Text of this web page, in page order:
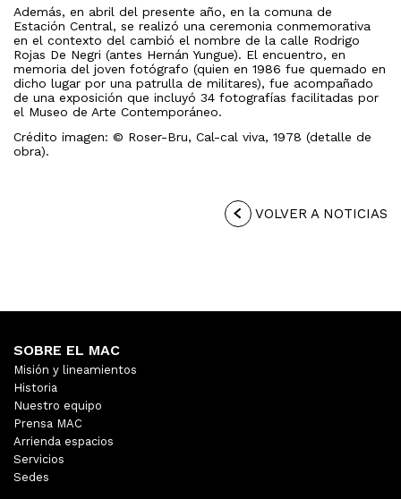
Además, en abril del presente año, en la comuna de
Estación Central, se realizó una ceremonia conmemorativa
en el contexto del cambió el nombre de la calle Rodrigo
Rojas De Negri (antes Hernán Yungue). El encuentro, en
memoria del joven fotógrafo (quien en 1986 fue quemado en
dicho lugar por una patrulla de militares), fue acompañado
de una exposición que incluyó 34 fotografías facilitadas por
el Museo de Arte Contemporáneo.
Crédito imagen: © Roser-Bru, Cal-cal viva, 1978 (detalle de
obra).
VOLVER A NOTICIAS
SOBRE EL MAC
Misión y lineamientos
Historia
Nuestro equipo
Prensa MAC
Arrienda espacios
Servicios
Sedes